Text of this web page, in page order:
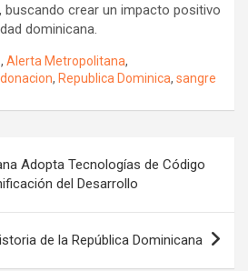
buscando crear un impacto positivo
dominicana.
, Alerta Metropolitana,
donacion, Republica Dominica, sangre
Adopta Tecnologías de Código
del Desarrollo
de la República Dominicana